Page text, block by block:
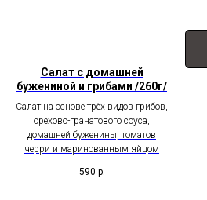
Салат с домашней
бужениной и грибами /260г/
Салат на основе трёх видов грибов,
орехово-гранатового соуса,
домашней буженины, томатов
черри и маринованным яйцом
590 р.